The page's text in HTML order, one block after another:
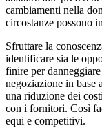
cambiamenti nella
circostanze possono
Sfruttare la
identificare sia le
finire per
negoziazione in base
una riduzione dei
con i fornitori. Così
equi e competitivi.